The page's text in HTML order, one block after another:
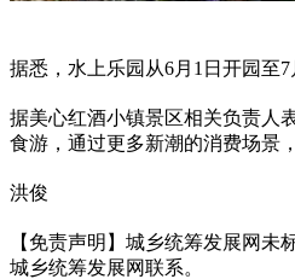
据悉，水上乐园从6月1日开园至
据美心红酒小镇景区相关负责人
食游，通过更多新潮的消费场景
洪俊
【免责声明】城乡统筹发展网
城乡统筹发展网联系。